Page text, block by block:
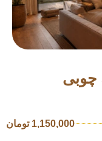
چوبی
1,150,000 تومان